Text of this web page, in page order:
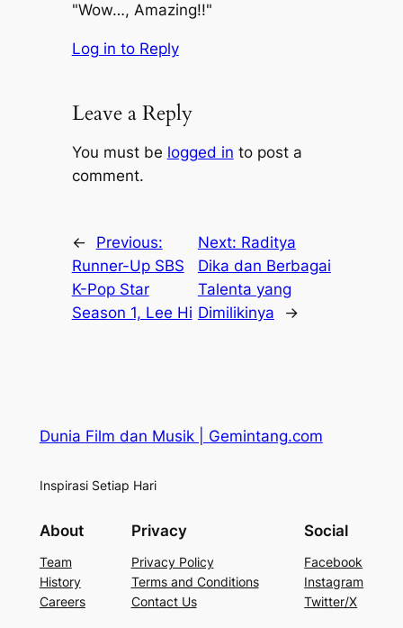
"Wow…, Amazing!!"
Log in to Reply
Leave a Reply
You must be logged in to post a
comment.
←
Previous:
Runner-Up SBS
K-Pop Star
Season 1, Lee Hi
Next: Raditya
Dika dan Berbagai
Talenta yang
Dimilikinya
→
Dunia Film dan Musik | Gemintang.com
Inspirasi Setiap Hari
About
Team
History
Careers
Privacy
Privacy Policy
Terms and Conditions
Contact Us
Social
Facebook
Instagram
Twitter/X